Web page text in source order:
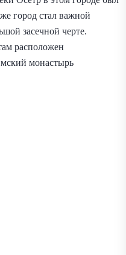
город стал важной
засечной черте.
расположен
монастырь